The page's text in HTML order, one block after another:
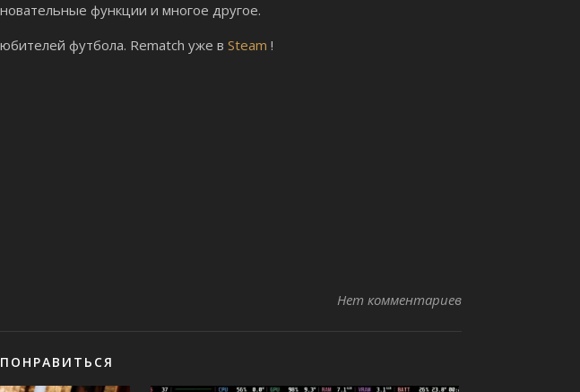
функции и многое другое.
футбола. Rematch уже в Steam !
Нет комментариев